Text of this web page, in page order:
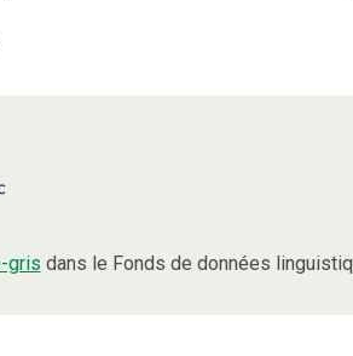
gris dans le Fonds de données